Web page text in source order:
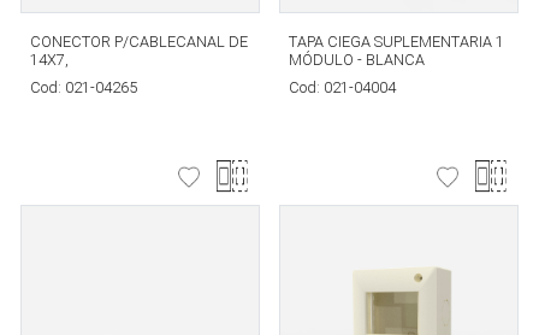
CONECTOR P/CABLECANAL DE
14X7,
Cod: 021-04265
TAPA CIEGA SUPLEMENTARIA 1
MÓDULO - BLANCA
Cod: 021-04004